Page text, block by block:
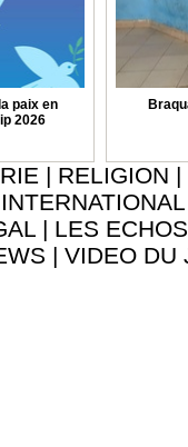
paix en
2026
| RELIGION |
INTERNATIONAL
| LES ECHOS
| VIDEO DU